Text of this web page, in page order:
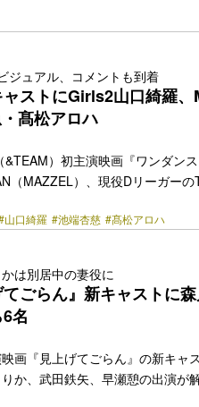
を映像化。2024年4月25日にNHK
class="more-link"
"></a>
ジュアル、コメントも到着
ストにGirls2山口綺羅、
髙松アロハ
）初主演映画『ワンダン
（MAZZEL）、現役Dリーガーの
講談社）で連載中の珈琲による
）。自分の気持ちを抑えて周囲
夜、人目を… <a class="more-
"></a>
山口綺羅 #池端杏慈 #髙松アロハ
は別居中の妻役に
ごらん』新キャストに
名
画『見上げてごらん』の新キャ
か、武田鉄矢、早瀬憩の出演が